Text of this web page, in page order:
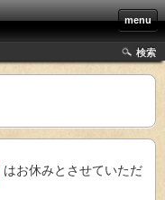
menu
検索
はお休みとさせていただ